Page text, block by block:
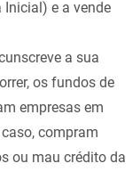
Inicial) e a vende
a sua
os fundos de
empresas em
compram
ou mau crédito da